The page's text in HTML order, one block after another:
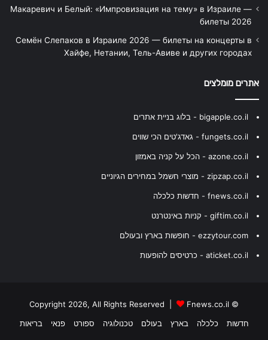
Макаревич и Белый: «Импровизация на тему» в Израиле —
билеты 2026
Семён Слепаков в Израиле 2026 — билеты на концерты в
Хайфе, Нетании, Тель-Авиве и других городах
אתרים מומלצים
bigapple.co.il - בלוג בניית אתרים
fungets.co.il - גאדג'טים הכי שווים
azone.co.il - הכל על קניה באמזון
zipzap.co.il - מוצרי חשמל במחירים הגיוניים
fnews.co.il - חדשות כלכלה
giftim.co.il - קניות באינטרנט
ezzytour.com - חופשות בארץ ובעולם
aticket.co.il - כרטיסים להופעות
© Copyright 2026, All Rights Reserved |
Fnews.co.il
חדשות
כלכלה בארץ בעולם טכנולוגיה ספורט פנאי בריאות